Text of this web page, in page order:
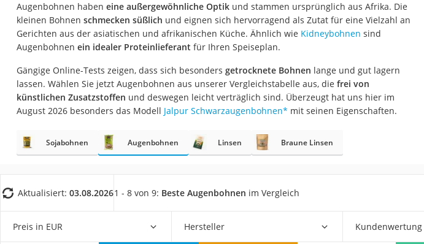
Balsamico-Essig
Schwarzkümmelöl bio
Sardinen
Honig
Gemüsebrühe
Eiskaffee-Pulver
Grapefruitkernextrakt
Sojasauce
Trüffelöl
Augenbohnen haben eine außergewöhnliche Optikund stammen ursprünglich aus Afrika. Die
kleinen Bohnen schmecken süßlich und eignen sich hervorragend als Zutat für eine Vielzahl an
Gerichten aus der asiatischen und afrikanischen Küche. Ähnlich wie Kidneybohnen sind
Augenbohnen ein idealer Proteinlieferant für Ihren Speiseplan.
Gängige Online-Tests zeigen, dass sich besonders getrocknete Bohnen lange und gut lagern
lassen. Wählen Sie jetzt Augenbohnen aus unserer Vergleichstabelle aus, die frei von
künstlichen Zusatzstoffen und deswegen leicht verträglich sind. Überzeugt hat uns hier im
August 2026 besonders das Modell Jalpur Schwarzaugenbohnen* mit seinen Eigenschaften.
Sojabohnen Augenbohnen Linsen Braune Linsen
Aktualisiert: 03.08.20261 - 8 von 9: Beste Augenbohnen im Vergleich
Preis in EUR Hersteller Kundenwertung